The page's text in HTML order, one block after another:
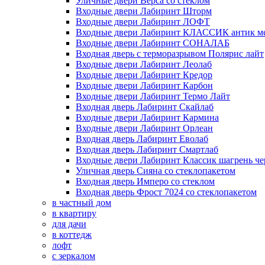
Входные двери Лабиринт Шторм
Входные двери Лабиринт ЛОФТ
Входные двери Лабиринт КЛАССИК антик
Входные двери Лабиринт СОНАЛАБ
Входная дверь с терморазрывом Полярис лайт
Входные двери Лабиринт Леолаб
Входные двери Лабиринт Кредор
Входные двери Лабиринт Карбон
Входные двери Лабиринт Термо Лайт
Входная дверь Лабиринт Скайлаб
Входные двери Лабиринт Кармина
Входные двери Лабиринт Орлеан
Входная дверь Лабиринт Еволаб
Входная дверь Лабиринт Смартлаб
Входные двери Лабиринт Классик шагрень
Уличная дверь Сияна со стеклопакетом
Входная дверь Имперо со стеклом
Входная дверь Фрост 7024 со стеклопакетом
в частный дом
в квартиру
для дачи
в коттедж
лофт
с зеркалом